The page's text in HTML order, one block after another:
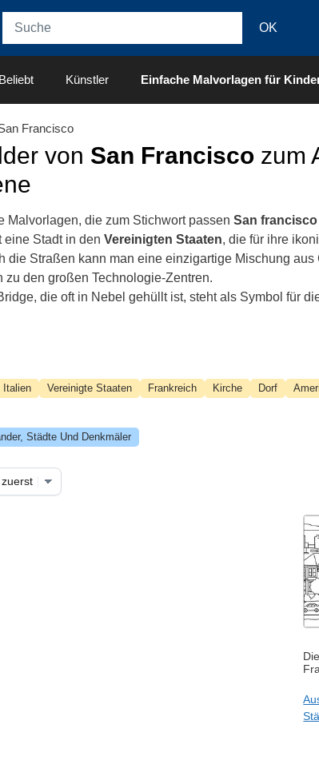
Beliebt Künstler Einfache Malvorlagen für
Francisco
von San Franciscozum
Malvorlagen, die zum Stichwort passen San francisco
Stadt in den Vereinigten Staaten, die für ihre
die Straßen kann man eine einzigartige Mischung
zu den großen Technologie-Zentren.
die oft in Nebel gehüllt ist, steht als Symbol für
Italien Vereinigte Staaten Frankreich Kirche Dorf
Städte Und Denkmäler